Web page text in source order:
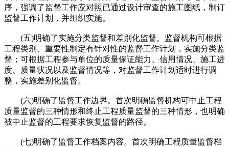
序，强调了监督工作应对照已通过设计审查的施工图纸，制订
监督工作计划，并组织实施。
(五)明确了实施分类监督和差别化监督。监督机构可根据
工程类别、重要性制定有针对性的监督工作计划，实施分类监
督；可根据工程参与单位的质量保证能力、信用情况、施工进
度、质量状况以及监督情况等，对监督工作计划适时进行调
整，实施差别化监督。
(六)明确了监督工作边界。首次明确监督机构可中止工程
质量监督的三种情形和终止工程质量监督的三种情形，也明确
被中止监督的工程要求恢复监督的路径。
(七)明确了监督工作档案内容。首次明确工程质量监督档